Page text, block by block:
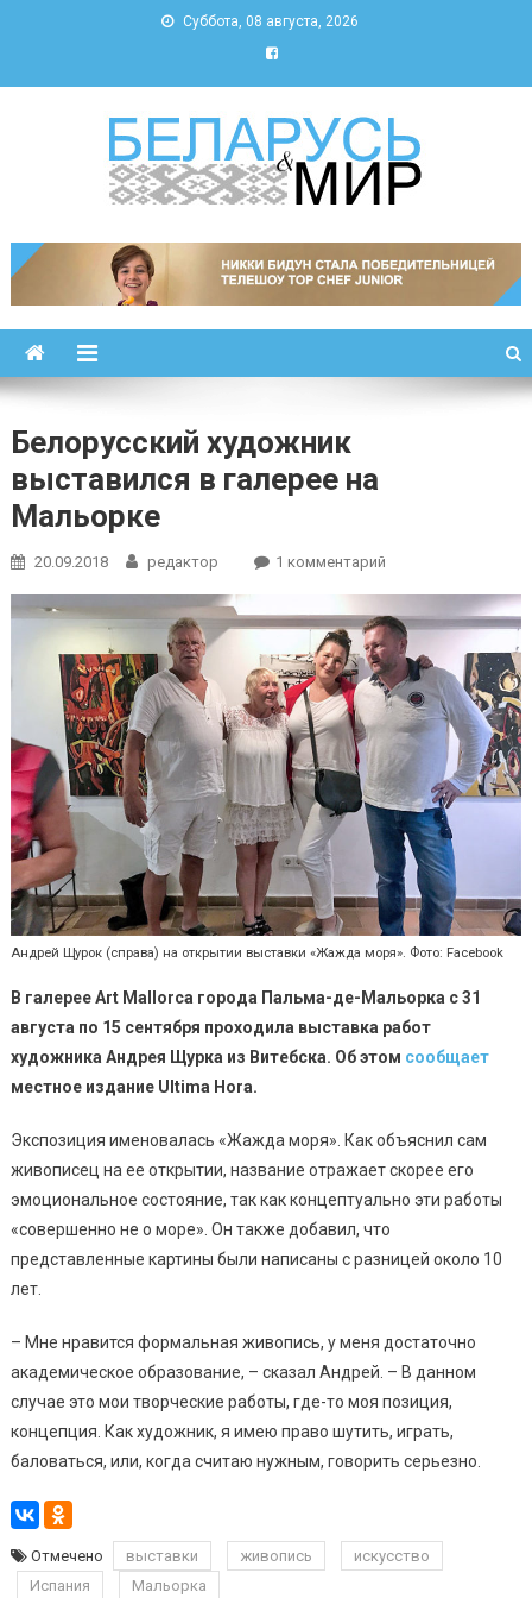
Суббота, 08 августа, 2026
Беларусь и мир
Белорусский художник
выставился в галерее на
Мальорке
20.09.2018 редактор 1 комментарийк
Белорусский
художник
выставился
в
галерее
на
Мальорке
Андрей Щурок (справа) на открытии выставки «Жажда моря». Фото: Facebook
В галерееArt Mallorca города Пальма-де-Мальорка с 31
августа по 15 сентября проходила выставка работ
художника Андрея Щурка из Витебска. Об этом сообщает
местное издание Ultima Hora.
Экспозиция именовалась «Жажда моря». Как объяснил сам
живописец на ее открытии, название отражает скорее его
эмоциональное состояние, так как концептуально эти работы
«совершенно не о море». Он также добавил, что
представленные картины были написаны с разницей около 10
лет.
– Мне нравится формальная живопись, у меня достаточно
академическое образование, – сказал Андрей. – В данном
случае это мои творческие работы, где-то моя позиция,
концепция. Как художник, я имею право шутить, играть,
баловаться, или, когда считаю нужным, говорить серьезно.
Отмечено выставки живопись
искусство
Испания
Мальорка